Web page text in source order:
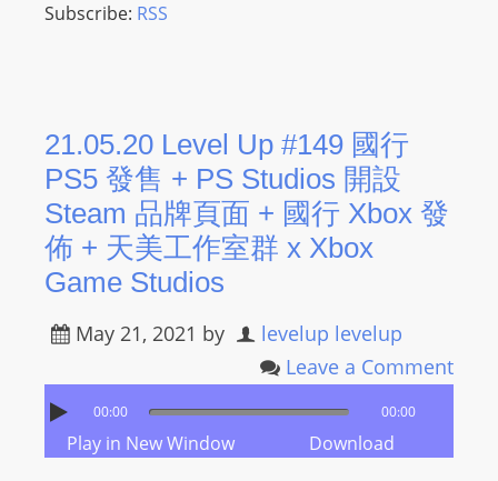
Subscribe: RSS
21.05.20 Level Up #149 國行
PS5 發售 + PS Studios 開設
Steam 品牌頁面 + 國行 Xbox 發
佈 + 天美工作室群 x Xbox
Game Studios
May 21, 2021 by
levelup levelup
Leave a Comment
00:00 00:00
Play in New Window Download